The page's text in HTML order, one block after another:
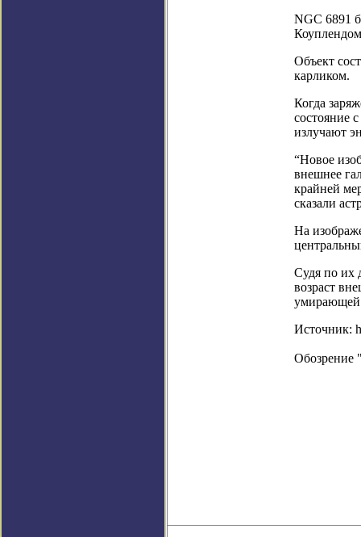
NGC 6891
Объект
карликом.
Когда
состояние
излучают
“Новое
внешнее
крайней
сказали
На
Судя по их
возраст
умирающей
Источник:
Обозрение